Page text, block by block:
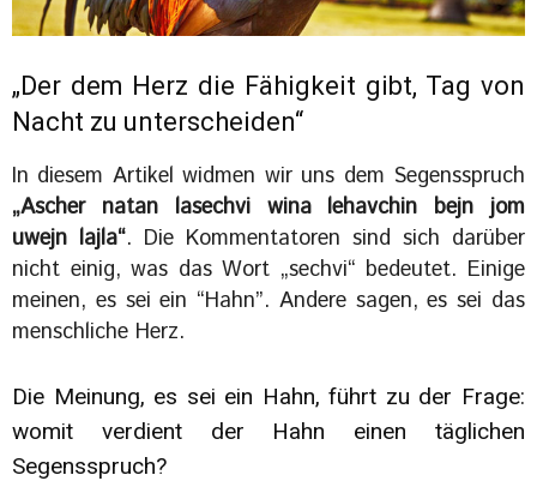
„Der dem Herz die Fähigkeit gibt, Tag von
Nacht zu unterscheiden“
In diesem Artikel widmen wir uns dem Segensspruch
„Ascher natan lasechvi wina lehavchin bejn jom
uwejn lajla“. Die Kommentatoren sind sich darüber
nicht einig, was das Wort „sechvi“ bedeutet. Einige
meinen, es sei ein “Hahn”. Andere sagen, es sei das
menschliche Herz.
Die Meinung, es sei ein Hahn, führt zu der Frage:
womit verdient der Hahn einen täglichen
Segensspruch?